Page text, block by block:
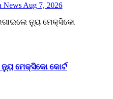
News Aug 7, 2026
ନ୍ୟୁ ମେକ୍ସିକୋ କୋର୍ଟ